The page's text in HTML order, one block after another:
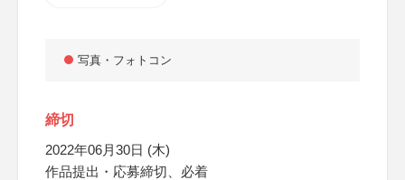
写真・フォトコン
締切
2022年06月30日 (木)
作品提出・応募締切、必着